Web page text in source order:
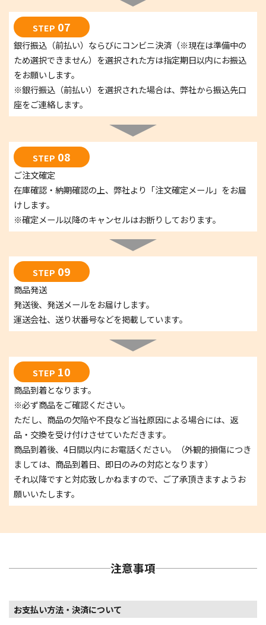
STEP 07
銀行振込（前払い）ならびにコンビニ決済（※現在は準備中の
ため選択できません）を選択された方は指定期日以内にお振込
をお願いします。
※銀行振込（前払い）を選択された場合は、弊社から振込先口
座をご連絡します。
STEP 08
ご注文確定
在庫確認・納期確認の上、弊社より「注文確定メール」をお届
けします。
※確定メール以降のキャンセルはお断りしております。
STEP 09
商品発送
発送後、発送メールをお届けします。
運送会社、送り状番号などを掲載しています。
STEP 10
商品到着となります。
※必ず商品をご確認ください。
ただし、商品の欠陥や不良など当社原因による場合には、返
品・交換を受け付けさせていただきます。
商品到着後、4日間以内にお電話ください。（外観的損傷につき
ましては、商品到着日、即日のみの対応となります）
それ以降ですと対応致しかねますので、ご了承頂きますようお
願いいたします。
注意事項
お支払い方法・決済について